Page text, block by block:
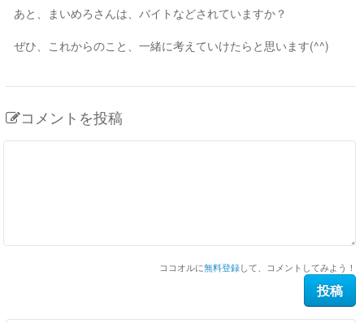
あと、まいめろさんは、バイトなどされていますか？
ぜひ、これからのこと、一緒に考えていけたらと思います(^^)
コメントを投稿
ココオルに無料登録して、コメントしてみよう！